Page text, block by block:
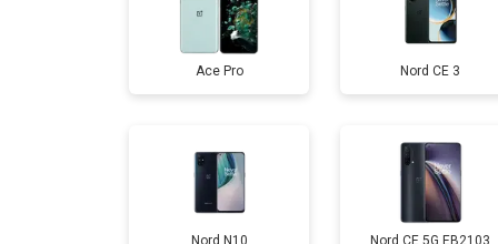
Замена дисплея (экрана)
Замена аккумулятора
Замена кнопки включения
Ace Pro Nord CE 3
Nord N10 Nord CE 5G EB2103